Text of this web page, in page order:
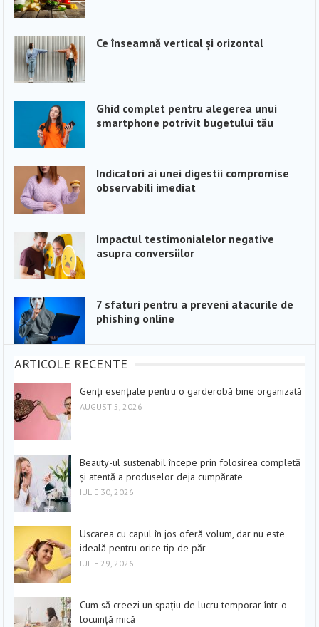
Ce înseamnă vertical și orizontal
Ghid complet pentru alegerea unui
smartphone potrivit bugetului tău
Indicatori ai unei digestii compromise
observabili imediat
Impactul testimonialelor negative
asupra conversiilor
7 sfaturi pentru a preveni atacurile de
phishing online
ARTICOLE RECENTE
Genți esențiale pentru o garderobă bine organizată
AUGUST 5, 2026
Beauty-ul sustenabil începe prin folosirea completă
și atentă a produselor deja cumpărate
IULIE 30, 2026
Uscarea cu capul în jos oferă volum, dar nu este
ideală pentru orice tip de păr
IULIE 29, 2026
Cum să creezi un spațiu de lucru temporar într-o
locuință mică